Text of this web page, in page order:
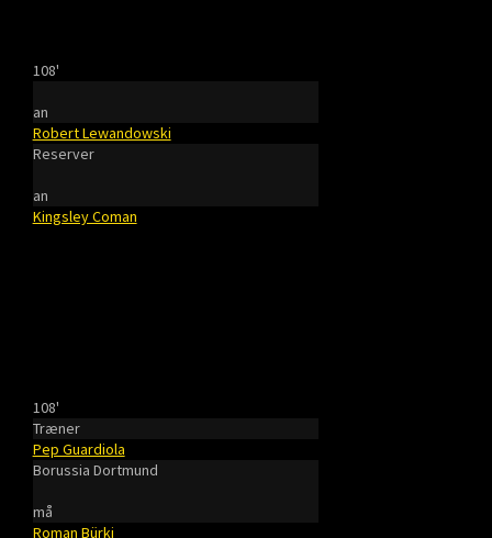
108'
an
Robert Lewandowski
Reserver
an
Kingsley Coman
108'
Træner
Pep Guardiola
Borussia Dortmund
må
Roman Bürki